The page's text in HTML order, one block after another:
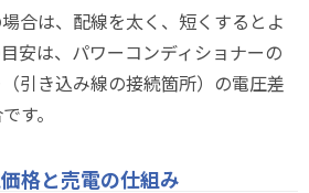
合は、配線を太く、短くするとよ
安は、パワーコンディショナーの
引き込み線の接続箇所）の電圧差
す。
格と売電の仕組み